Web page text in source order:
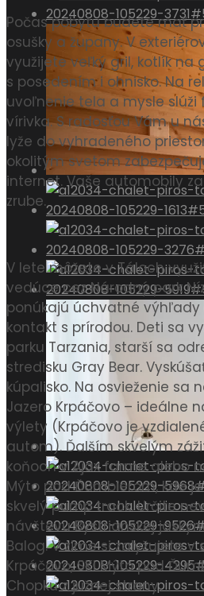
Počas pobytu budete mať
osušky a župany. V
využijete veľký gril, kotlík na
s posedením i ohnisko. Na
uvoľnenie tela a mysle slúži
vírivka. S radosťou Vám u
lyže do vyhradeného
okolitým svetom
internet. Vaše automobily
zrube.
V lete môžete v Táloch
vedúce cez Národný park
ponúkajú úchvatné
kontakt s prírodou. Deti sa
parku Tarzania, starší sa
stredisku Gray Bear.
kúpalisko. Na osvieženie sa
Jazero Krpáčovo – ideálne
výlety (Krpáčovo je
autom). Ďalším skvelým
koňoch v Ajax farme alebo
Mýto pod Ďumbierom, kde
skvelý pump track. Určite
návštevu Bystrianskej
Balog. V zime si zalyžujete v
Krpáčovo, SKI Mýto pod
Chopku z južnej strany.